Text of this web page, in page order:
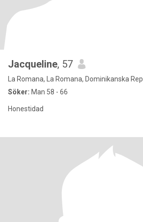
Jacqueline, 57
La Romana, La Romana, Dominikanska Rep.
Söker: Man 58 - 66
Honestidad